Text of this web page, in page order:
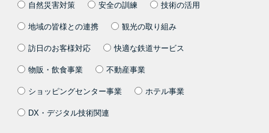
自然災害対策 安全の訓練 技術の活用
地域の皆様との連携 観光の取り組み
訪日のお客様対応 快適な鉄道サービス
物販・飲食事業 不動産事業
ショッピングセンター事業 ホテル事業
DX・デジタル技術関連